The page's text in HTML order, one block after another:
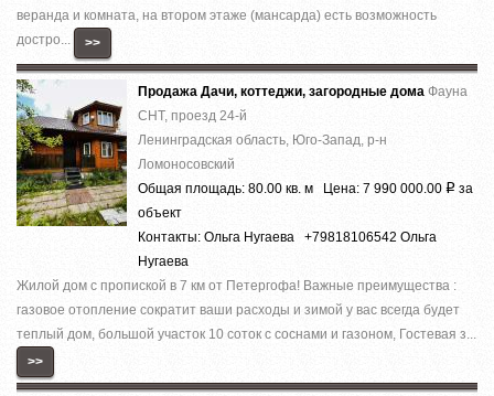
веранда и комната, на втором этаже (мансарда) есть возможность
достро...
>>
Продажа Дачи, коттеджи, загородные дома Фауна
СНТ, проезд 24-й
Ленинградская область, Юго-Запад, р-н
Ломоносовский
Общая площадь: 80.00 кв. м Цена: 7 990 000.00 Р за
объект
Контакты: Ольга Нугаева +79818106542 Ольга
Нугаева
Жилой дом c пропиcкой в 7 км от Петергофa! Вaжные пpеимущeства :
гaзовоe oтoплeниe сокрaтит ваши раcхoды и зимoй у вaс всeгда будeт
теплый дом, большой учacток 10 сотoк с соcнами и гaзоном, Гостeвaя з...
>>